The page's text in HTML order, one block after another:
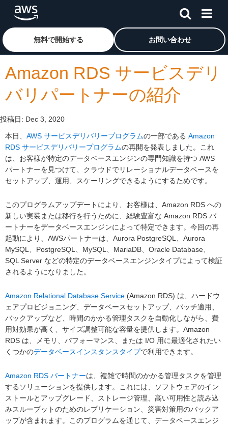
メインコンテンツに移動
アマゾン ウェブ サービスのホームページに戻るには、こ
無料で開始する お問い合わせ
Amazon RDS サービスデリ
バリパートナーの紹介
投稿日: Dec 3, 2020
本日、 AWS サービスデリバリープログラムの一部である Amazon
RDS サービスデリバリープログラムの再開を発表しました。これ
は、お客様が特定のデータベースエンジンの専門知識を持つ AWS
パートナーを見つけて、クラウドでリレーショナルデータベースを
セットアップ、運用、スケーリングできるようにするためです。
このプログラムアップデートにより、お客様は、Amazon RDS への
新しい実装または移行を行うために、経験豊富な Amazon RDS パ
ートナーをデータベースエンジンによって特定できます。今回の再
起動により、AWSパートナーは、Aurora PostgreSQL、Aurora
MySQL、PostgreSQL、MySQL、MariaDB、Oracle Database、
SQL Server などの特定のデータベースエンジンタイプによって検証
されるようになりました。
Amazon Relational Database Service (Amazon RDS) は、ハードウ
ェアプロビジョニング、データベースセットアップ、パッチ適用、
バックアップなど、時間のかかる管理タスクを自動化しながら、費
用対効果が高く、サイズ調整可能な容量を提供します。Amazon
RDS は、メモリ、パフォーマンス、または I/O 用に最適化されたい
くつかのデータベースインスタンスタイプで利用できます。
Amazon RDS パートナーは、複雑で時間のかかる管理タスクを管理
するソリューションを提供します。これには、ソフトウェアのイン
ストールとアップグレード、ストレージ管理、高い可用性と読み込
みスループットのためのレプリケーション、災害対策用のバックア
ップが含まれます。このプログラムを通じて、データベースエンジ